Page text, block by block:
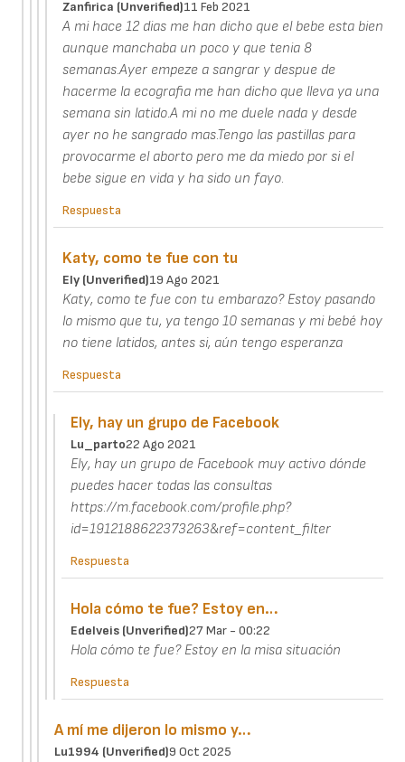
Zanfirica (unverified)11 Feb 2021
A mi hace 12 dias me han dicho que el bebe esta bien
aunque manchaba un poco y que tenia 8
semanas.Ayer empeze a sangrar y despue de
hacerme la ecografia me han dicho que lleva ya una
semana sin latido.A mi no me duele nada y desde
ayer no he sangrado mas.Tengo las pastillas para
provocarme el aborto pero me da miedo por si el
bebe sigue en vida y ha sido un fayo.
Respuesta
Katy, como te fue con tu
Ely (unverified)19 Ago 2021
Katy, como te fue con tu embarazo? Estoy pasando
lo mismo que tu, ya tengo 10 semanas y mi bebé hoy
no tiene latidos, antes si, aún tengo esperanza
Respuesta
Ely, hay un grupo de Facebook
Lu_parto22 Ago 2021
Ely, hay un grupo de Facebook muy activo dónde
puedes hacer todas las consultas
https://m.facebook.com/profile.php?
id=1912188622373263&ref=content_filter
Respuesta
Hola cómo te fue? Estoy en…
Edelveis (unverified)27 Mar - 00:22
Hola cómo te fue? Estoy en la misa situación
Respuesta
A mí me dijeron lo mismo y…
Lu1994 (unverified)9 Oct 2025